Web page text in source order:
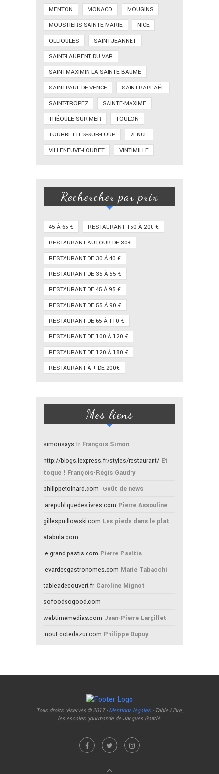
MENTON
MONACO
MOUGINS
MOUSTIERS-SAINTE-MARIE
NICE
OLLIOULES
SAINT-JEANNET
SAINT-LAURENT DU VAR
SAINT-MAXIMIN-LA-SAINTE-BAUME
SAINT-PAUL DE VENCE
SAINT-RAPHAËL
SAINT-TROPEZ
SAINTE-MAXIME
THÉOULE-SUR-MER
TOULON
TOURRETTES-SUR-LOUP
VENCE
VILLENEUVE-LOUBET
VINTIMILLE
Rechercher par prix
45 À 65 €
RESTAURANT 150 À 200 €
RESTAURANT AUTOUR DE 30€
RESTAURANT DE 30 À 40 €
RESTAURANT DE 35 À 55 €
RESTAURANT DE 45 À 95 €
RESTAURANT DE 55 À 90 €
RESTAURANT DE 65 À 110 €
RESTAURANT DE 100 À 120 €
RESTAURANT DE 120 À 180 €
RESTAURANT À + DE 200€
Mes liens
simonsays.fr François Simon
http://blogs.lexpress.fr/styles/restaurant/ Et
toque ! François-Régis Gaudry
philippetoinard.com Goût de news
larepubliquedeslivres.com Pierre Assouline
gillespudlowski.com Les pieds dans le plat
atabula.com
le-grand-pastis.com Pierre Psaltis
levardesgastronomes.com Marie Tabacchi
tableadecouvert.fr Caroline Mignot
sofoodsogood.com
webtimemedias.com Jean-Pierre Largillet
inout-cotedazur.com Philippe Dupuy
Tous droits réservés © 2017 - Mentions légales - Table Libre,
les escales gourmande de Jacques Gantié.